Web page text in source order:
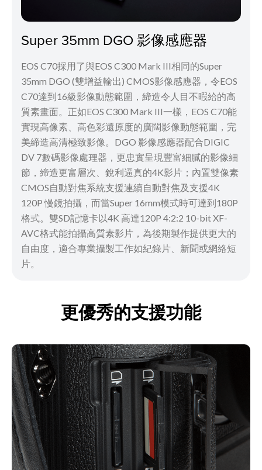
Super 35mm DGO 影像感應器
EOS C70採用了與EOS C300 Mark III相同的Super
35mm DGO (雙增益輸出) CMOS影像感應器，令EOS
C70達到16級影像動態範圍，締造令人目不暇給的高
質素畫面。正如EOS C300 Mark III一樣，EOS C70能
實現高像素、高色彩還原度的廣闊影像動態範圍，完
美締造高清極致影像。DGO 影像感應器配合DIGIC
DV 7數碼影像處理器，更忠實呈現豐富細膩的影像細
節，締造更富層次、銳利逼真的4K影片；內置雙像素
CMOS自動對焦系統支援連續自動對焦及支援4K
120P 慢鏡拍攝，而當Super 16mm模式時可達到180P
格式。雙SD記憶卡以4K 高達120P 4:2:2 10-bit XF-
AVC格式能拍攝高質素影片，為後期製作提供更大的
自由度，適合專業攝製工作如紀錄片、新聞或網絡短
片。
更優秀的支援功能